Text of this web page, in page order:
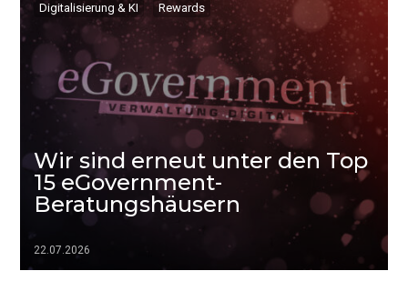
Digitalisierung & KI Rewards
Wir sind erneut unter den Top
15 eGovernment-
Beratungshäusern
22.07.2026